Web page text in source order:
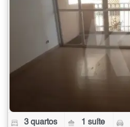
3 quartos 1 suíte